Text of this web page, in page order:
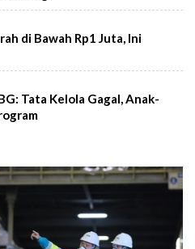
di Bawah Rp1 Juta, Ini
Tata Kelola Gagal, Anak-